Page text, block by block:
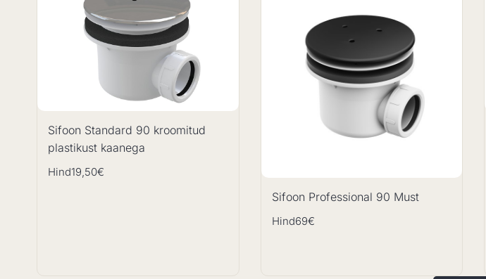
Sifoon Standard 90 kroomitud
plastikust kaanega
Hind19,50€
Sifoon Professional 90 Must
Hind69€